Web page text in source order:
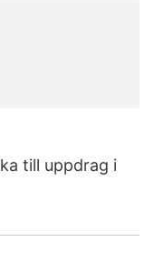
till uppdrag i